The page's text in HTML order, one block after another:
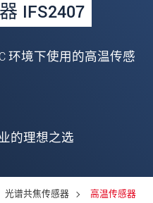
IFS2407
环境下使用的高温传感
的理想之选
光谱共焦传感器 高温传感器